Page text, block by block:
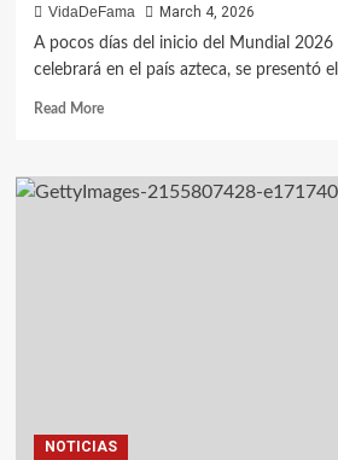
VidaDeFama
March 4, 2026
A pocos días del inicio del Mundial 2026
celebrará en el país azteca, se presentó
Read More
NOTICIAS